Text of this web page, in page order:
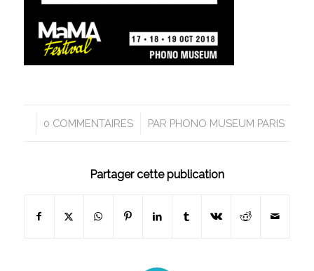
0 COMMENTAIRES
/ PAR PHONO MUSEUM PARIS
Partager cette publication